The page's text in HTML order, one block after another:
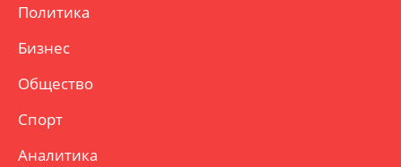
Политика
Бизнес
Общество
Спорт
Аналитика